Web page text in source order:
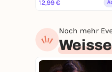
12,99 €
Noch mehr